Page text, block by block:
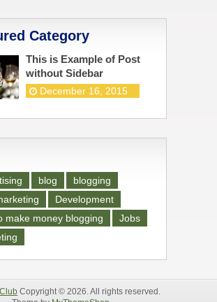
Category
This is Example of Post
without Sidebar
December 16, 2015
blog
blogging
Development
make money blogging
Jobs
Copyright © 2026. All rights reserved.